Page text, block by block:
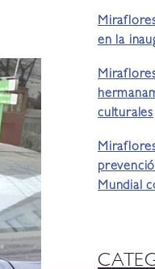
en la
culturales
Mundial